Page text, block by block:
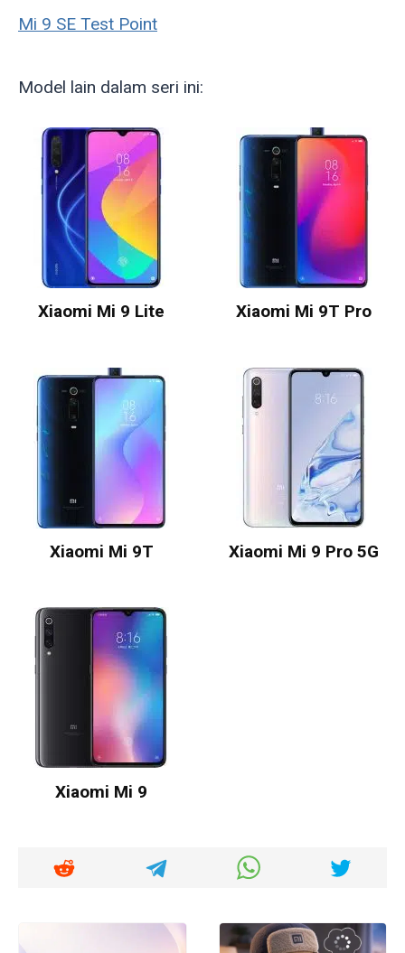
Mi 9 SE Test Point
Model lain dalam seri ini:
Xiaomi Mi 9 Lite Xiaomi Mi 9T Pro
Xiaomi Mi 9T Xiaomi Mi 9 Pro 5G
Xiaomi Mi 9